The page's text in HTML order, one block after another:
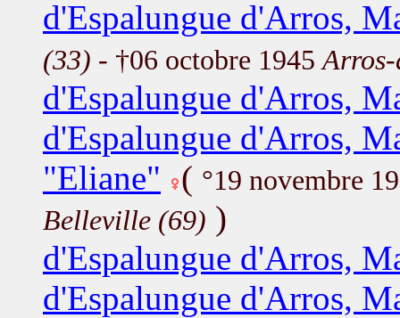
d'Espalungue d'Arros,
(33) - †06 octobre 1945
d'Espalungue d'Arros,
d'Espalungue d'Arros,
"Eliane"
( °19 novembre
Belleville (69) )
d'Espalungue d'Arros,
d'Espalungue d'Arros,